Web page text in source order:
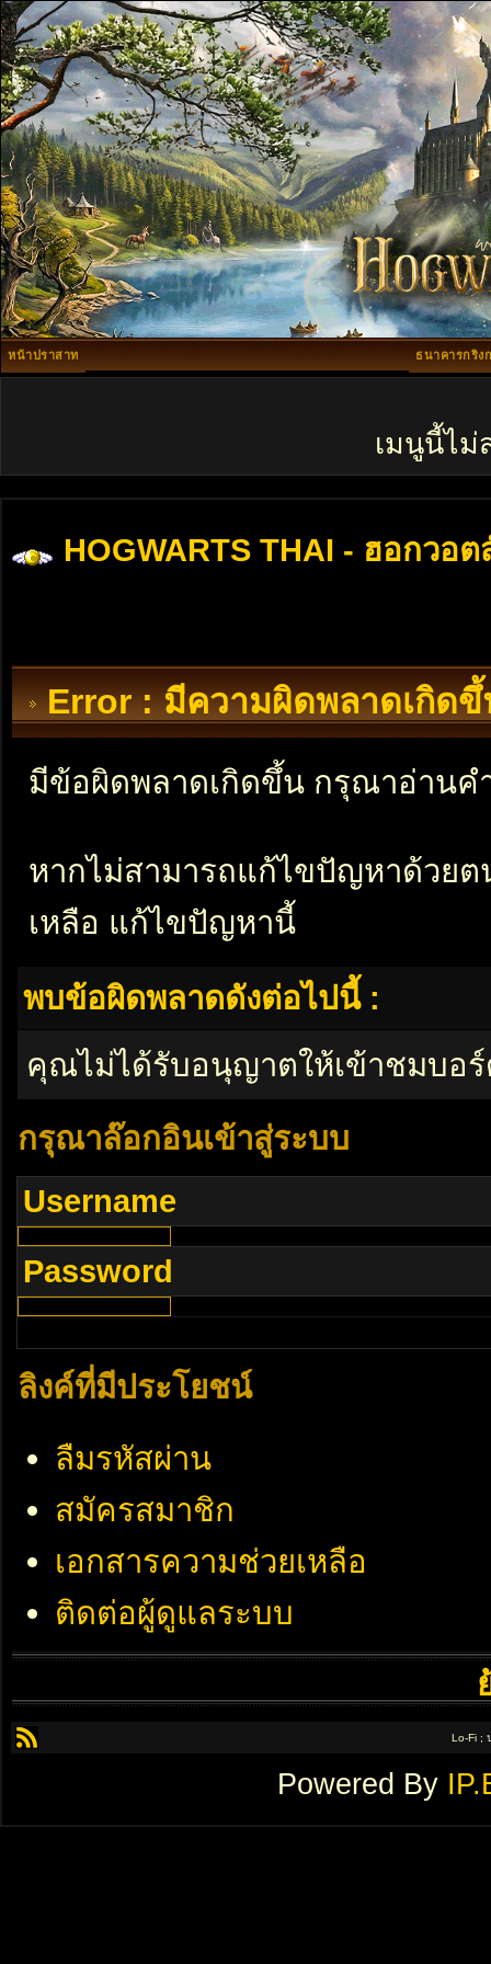
หน้าปราสาท ธนาคารกริง
เมนูนี้ไม่
HOGWARTS THAI - ฮอกวอต
Error : มีความผิดพลาดเกิดขึ้
มีข้อผิดพลาดเกิดขึ้น กรุณาอ่านค
หากไม่สามารถแก้ไขปัญหาด้วย
เหลือ แก้ไขปัญหานี้
พบข้อผิดพลาดดังต่อไปนี้ :
คุณไม่ได้รับอนุญาตให้เข้าชมบอ
กรุณาล๊อกอินเข้าสู่ระบบ
Username
Password
ลิงค์ที่มีประโยชน์
ลืมรหัสผ่าน
สมัครสมาชิก
เอกสารความช่วยเหลือ
ติดต่อผู้ดูแลระบบ
Lo-Fi ;
Powered By